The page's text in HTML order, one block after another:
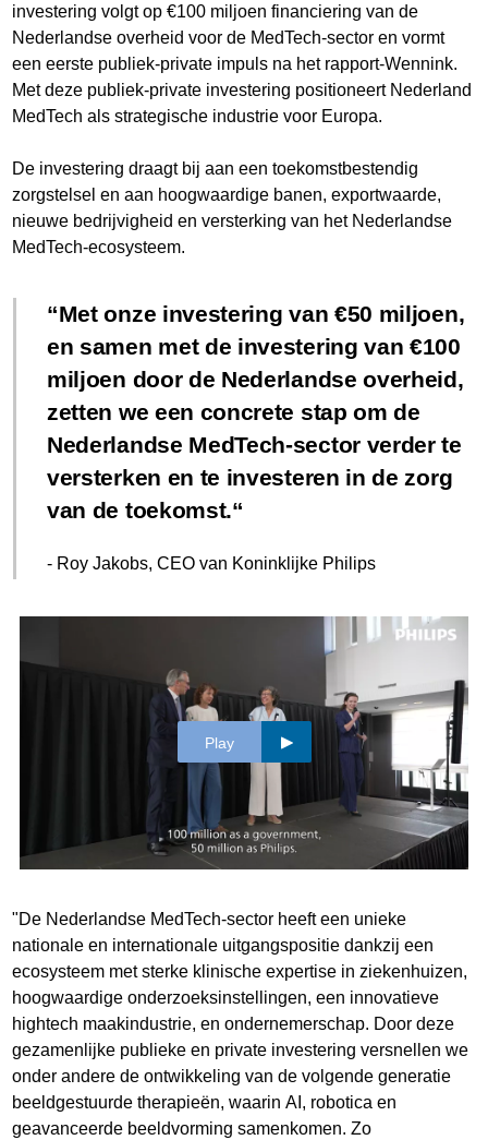
investering volgt op €100 miljoen financiering van de
Nederlandse overheid voor de MedTech-sector en vormt
een eerste publiek-private impuls na het rapport-Wennink.
Met deze publiek-private investering positioneert Nederland
MedTech als strategische industrie voor Europa.
De investering draagt bij aan een toekomstbestendig
zorgstelsel en aan hoogwaardige banen, exportwaarde,
nieuwe bedrijvigheid en versterking van het Nederlandse
MedTech-ecosysteem.
Met onze investering van €50 miljoen,
en samen met de investering van €100
miljoen door de Nederlandse overheid,
zetten we een concrete stap om de
Nederlandse MedTech-sector verder te
versterken en te investeren in de zorg
van de toekomst.
- Roy Jakobs, CEO van Koninklijke Philips
Play
"De Nederlandse MedTech-sector heeft een unieke
nationale en internationale uitgangspositie dankzij een
ecosysteem met sterke klinische expertise in ziekenhuizen,
hoogwaardige onderzoeksinstellingen, een innovatieve
hightech maakindustrie, en ondernemerschap. Door deze
gezamenlijke publieke en private investering versnellen we
onder andere de ontwikkeling van de volgende generatie
beeldgestuurde therapieën, waarin AI, robotica en
geavanceerde beeldvorming samenkomen. Zo